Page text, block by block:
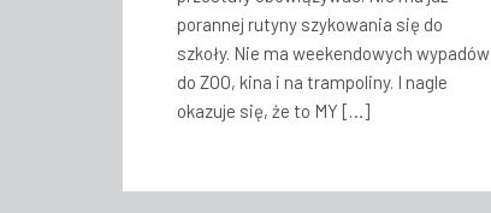
porannej rutyny szykowania się do
szkoły. Nie ma weekendowych wypadów
do ZOO, kina i na trampoliny. I nagle
okazuje się, że to MY […]